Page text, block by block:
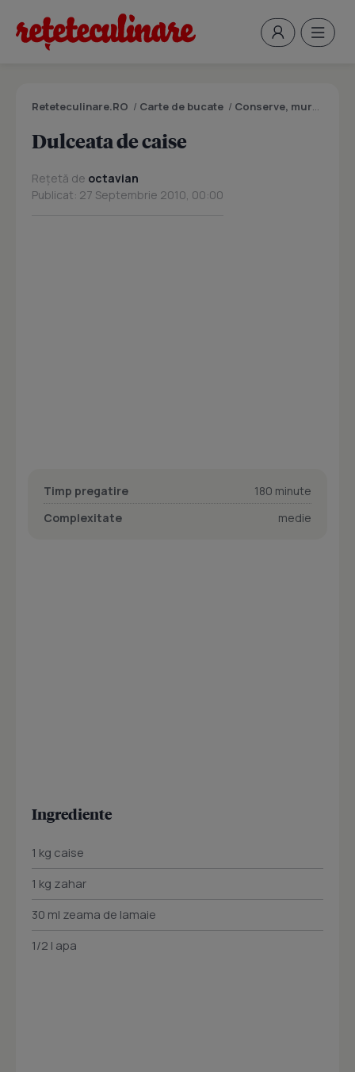
Reteteculinare.RO / Carte de bucate / Conserve, muraturi
Dulceata de caise
Rețetă de octavian
Publicat: 27 Septembrie 2010, 00:00
Timp pregatire
180 minute
Complexitate
medie
Ingrediente
1 kg caise
1 kg zahar
30 ml zeama de lamaie
1/2 l apa